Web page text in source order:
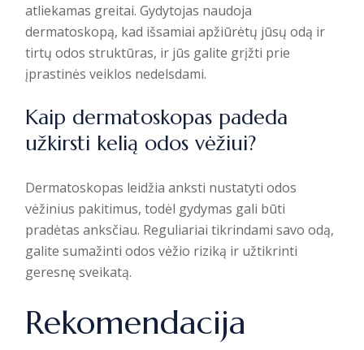
atliekamas greitai. Gydytojas naudoja
dermatoskopą, kad išsamiai apžiūrėtų jūsų odą ir
tirtų odos struktūras, ir jūs galite grįžti prie
įprastinės veiklos nedelsdami.
Kaip dermatoskopas padeda
užkirsti kelią odos vėžiui?
Dermatoskopas leidžia anksti nustatyti odos
vėžinius pakitimus, todėl gydymas gali būti
pradėtas anksčiau. Reguliariai tikrindami savo odą,
galite sumažinti odos vėžio riziką ir užtikrinti
geresnę sveikatą.
Rekomendacija